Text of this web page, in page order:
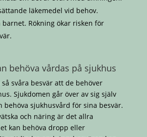
läkemedel vid behov.
barnet. Rökning ökar risken för
behöva vårdas på sjukhus
svåra besvär att de behöver
Sjukdomen går över av sig själv
behöva sjukhusvård för sina besvär.
och näring är det allra
kan behöva dropp eller